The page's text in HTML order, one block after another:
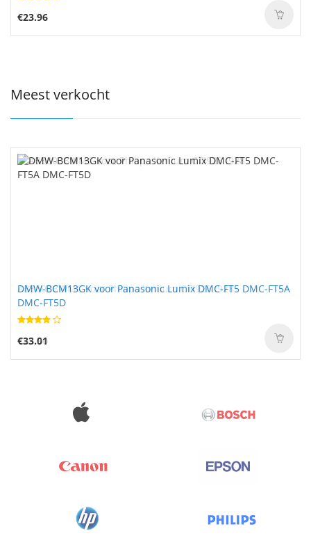
€23.96
Meest verkocht
DMW-BCM13GK voor Panasonic Lumix DMC-FT5 DMC-FT5A
DMC-FT5D
€33.01